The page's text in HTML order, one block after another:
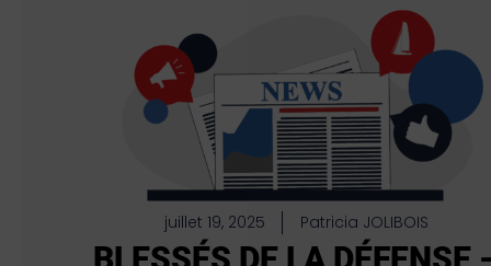
juillet 19, 2025 Patricia JOLIBOIS